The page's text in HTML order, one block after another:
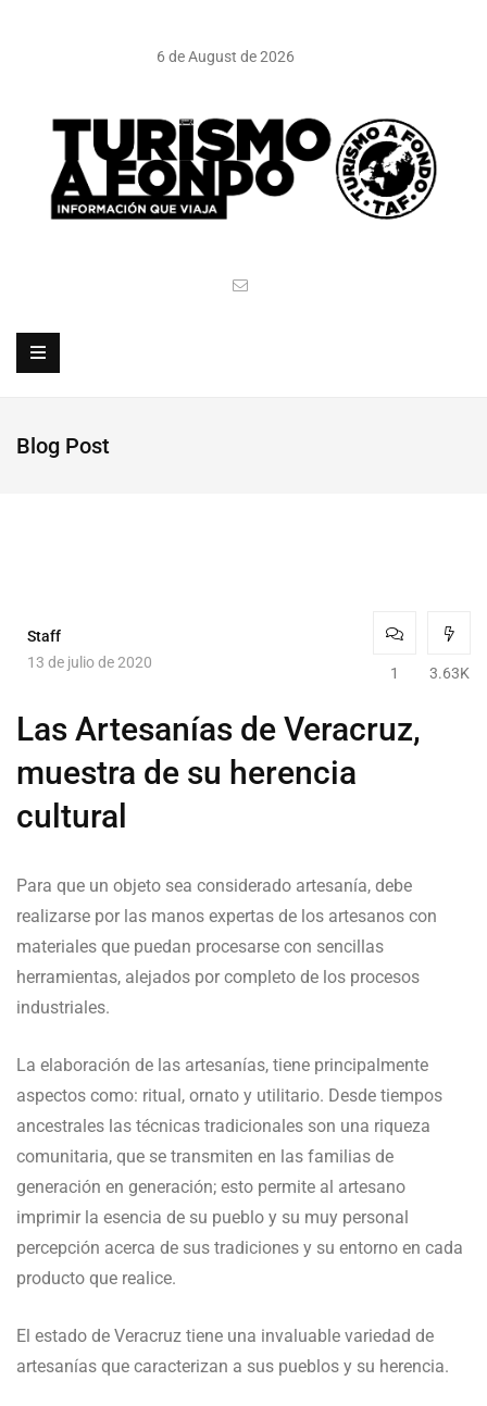
6 de August de 2026
Blog Post
Staff
13 de julio de 2020
1 3.63K
Las Artesanías de Veracruz,
muestra de su herencia
cultural
Para que un objeto sea considerado artesanía, debe
realizarse por las manos expertas de los artesanos con
materiales que puedan procesarse con sencillas
herramientas, alejados por completo de los procesos
industriales.
La elaboración de las artesanías, tiene principalmente
aspectos como: ritual, ornato y utilitario. Desde tiempos
ancestrales las técnicas tradicionales son una riqueza
comunitaria, que se transmiten en las familias de
generación en generación; esto permite al artesano
imprimir la esencia de su pueblo y su muy personal
percepción acerca de sus tradiciones y su entorno en cada
producto que realice.
El estado de Veracruz tiene una invaluable variedad de
artesanías que caracterizan a sus pueblos y su herencia.